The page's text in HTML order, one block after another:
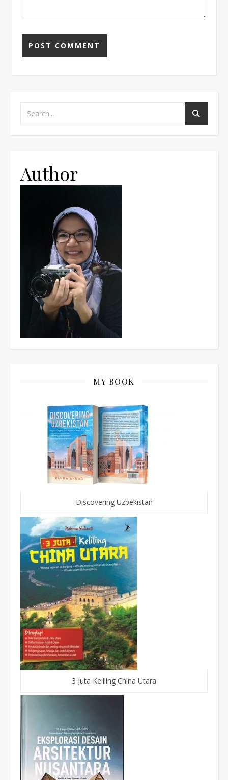
Author
MY BOOK
Discovering Uzbekistan
3 Juta Keliling China Utara